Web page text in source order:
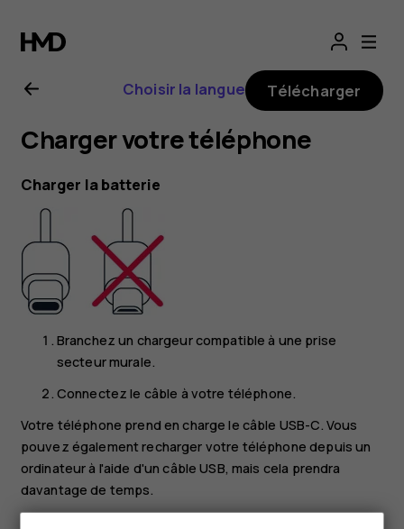
Guide
de
l'utilisateur
Nokia
G21
Choisir la langue Télécharger
Charger votre téléphone
Charger la batterie
Branchez un chargeur compatible à une prise
secteur murale.
Connectez le câble à votre téléphone.
Votre téléphone prend en charge le câble USB-C. Vous
pouvez également recharger votre téléphone depuis un
ordinateur à l'aide d'un câble USB, mais cela prendra
davantage de temps.